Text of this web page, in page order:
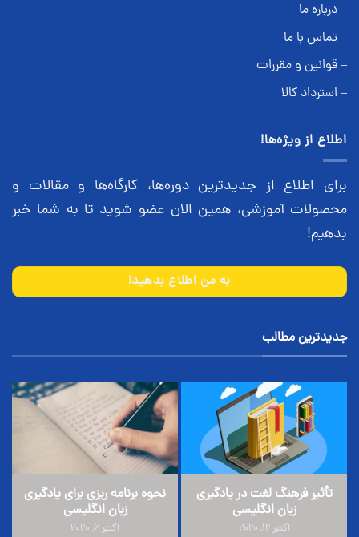
– درباره ما
– تماس با ما
– قوانین و مقررات
– استرداد کالا
اطلاع از ویژه‌ها!
برای اطلاع از جدیدترین دوره‌ها، کارگاه‌ها و مقالات و
محصولات آموزشی، همین الان عضو شوید تا به شما خبر
بدهیم!
به من اطلاع بدهید!
جدیدترین مطالب
تأثیر فرهنگ لغت در یادگیری
زبان انگلیسی
اکتبر 12, 2020
نحوه برنامه ریزی برای یادگیری
زبان انگلیسی
اکتبر 6, 2020